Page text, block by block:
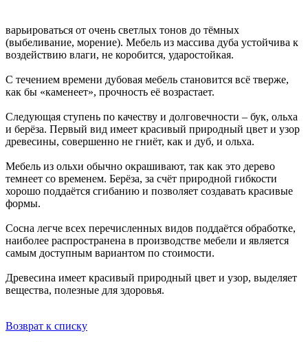
варьироваться от очень светлых тонов до тёмных
(выбеливание, морение). Мебель из массива дуба устойчива к
воздействию влаги, не коробится, ударостойкая.
С течением времени дубовая мебель становится всё тверже,
как бы «каменеет», прочность её возрастает.
Следующая ступень по качеству и долговечности – бук, ольха
и берёза. Первый вид имеет красивый природный цвет и узор
древесины, совершенно не гниёт, как и дуб, и ольха.
Мебель из ольхи обычно окрашивают, так как это дерево
темнеет со временем. Берёза, за счёт природной гибкости
хорошо поддаётся сгибанию и позволяет создавать красивые
формы.
Сосна легче всех перечисленных видов поддаётся обработке,
наиболее распространена в производстве мебели и является
самым доступным вариантом по стоимости.
Древесина имеет красивый природный цвет и узор, выделяет
вещества, полезные для здоровья.
Возврат к списку